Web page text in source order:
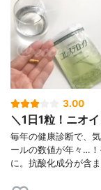
3.00
＼1日1粒！ニオ
毎年の健康診断で、
ールの数値が年々…
に。抗酸化成分が含